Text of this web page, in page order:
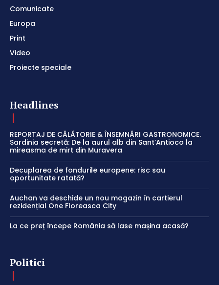
Comunicate
Europa
Print
Video
Proiecte speciale
Headlines
REPORTAJ DE CĂLĂTORIE & ÎNSEMNĂRI GASTRONOMICE.
Sardinia secretă: De la aurul alb din Sant’Antioco la
mireasma de mirt din Muravera
Decuplarea de fondurile europene: risc sau
oportunitate ratată?
Auchan va deschide un nou magazin în cartierul
rezidențial One Floreasca City
La ce preț începe România să lase mașina acasă?
Politici